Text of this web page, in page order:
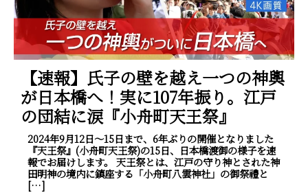
【速報】氏子の壁を越え一つの神輿
が日本橋へ！実に107年振り。江戸
の団結に涙『小舟町天王祭』
2024年9月12日～15日まで、6年ぶりの開催となりました
『天王祭』(小舟町天王祭)の15日、日本橋渡御の様子を速
報でお届けします。 天王祭とは、江戸の守り神とされた神
田明神の境内に鎮座する「小舟町八雲神社」の御祭禮と
[…]